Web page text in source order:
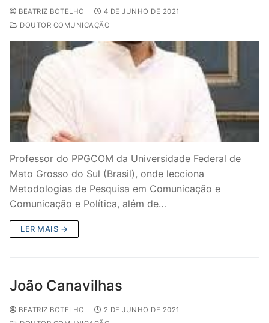
BEATRIZ BOTELHO
4 DE JUNHO DE 2021
DOUTOR COMUNICAÇÃO
Professor do PPGCOM da Universidade Federal de
Mato Grosso do Sul (Brasil), onde lecciona
Metodologias de Pesquisa em Comunicação e
Comunicação e Política, além de…
LER MAIS →
João Canavilhas
BEATRIZ BOTELHO
2 DE JUNHO DE 2021